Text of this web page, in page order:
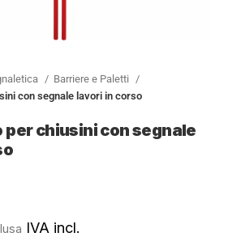
Barriere e Paletti
con segnale lavori in corso
chiusini con segnale
IVA incl.